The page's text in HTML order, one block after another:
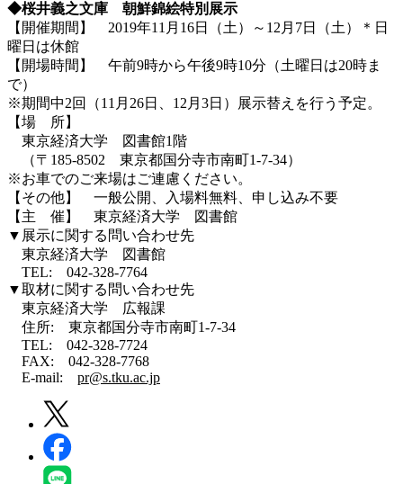
◆桜井義之文庫 朝鮮錦絵特別展示
【開催期間】 2019年11月16日（土）～12月7日（土）＊日
曜日は休館
【開場時間】 午前9時から午後9時10分（土曜日は20時ま
で）
※期間中2回（11月26日、12月3日）展示替えを行う予定。
【場 所】
東京経済大学 図書館1階
（〒185-8502 東京都国分寺市南町1-7-34）
※お車でのご来場はご連慮ください。
【その他】 一般公開、入場料無料、申し込み不要
【主 催】 東京経済大学 図書館
▼展示に関する問い合わせ先
東京経済大学 図書館
TEL: 042-328-7764
▼取材に関する問い合わせ先
東京経済大学 広報課
住所: 東京都国分寺市南町1-7-34
TEL: 042-328-7724
FAX: 042-328-7768
E-mail: pr@s.tku.ac.jp